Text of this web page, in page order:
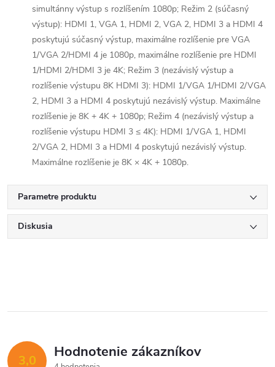
simultánny výstup s rozlíšením 1080p; Režim 2 (súčasný
výstup): HDMI 1, VGA 1, HDMI 2, VGA 2, HDMI 3 a HDMI 4
poskytujú súčasný výstup, maximálne rozlíšenie pre VGA
1/VGA 2/HDMI 4 je 1080p, maximálne rozlíšenie pre HDMI
1/HDMI 2/HDMI 3 je 4K; Režim 3 (nezávislý výstup a
rozlíšenie výstupu 8K HDMI 3): HDMI 1/VGA 1/HDMI 2/VGA
2, HDMI 3 a HDMI 4 poskytujú nezávislý výstup. Maximálne
rozlíšenie je 8K + 4K + 1080p; Režim 4 (nezávislý výstup a
rozlíšenie výstupu HDMI 3 ≤ 4K): HDMI 1/VGA 1, HDMI
2/VGA 2, HDMI 3 a HDMI 4 poskytujú nezávislý výstup.
Maximálne rozlíšenie je 8K × 4K + 1080p.
Parametre produktu
Diskusia
3,0 Hodnotenie zákazníkov